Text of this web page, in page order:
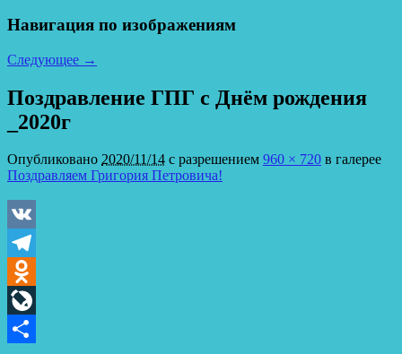
Навигация по изображениям
Следующее →
Поздравление ГПГ с Днём рождения
_2020г
Опубликовано 2020/11/14 с разрешением 960 × 720 в галерее
Поздравляем Григория Петровича!
VK
Telegram
Odnoklassniki
LiveJournal